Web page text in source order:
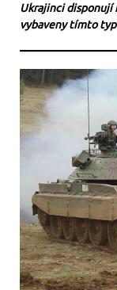
Ukrajinci disponují
vybaveny tímto